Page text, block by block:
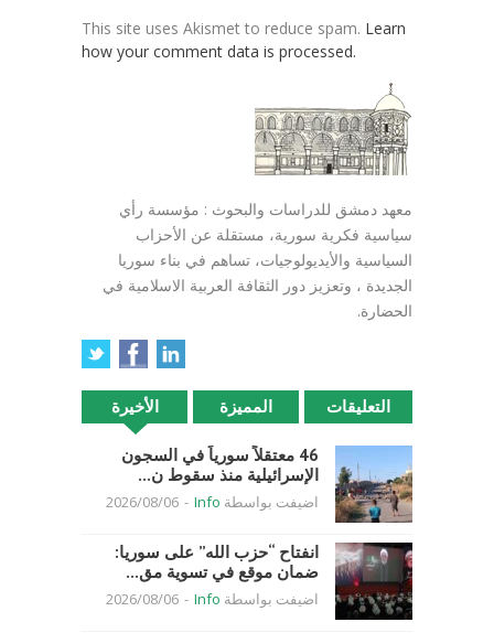
This site uses Akismet to reduce spam. Learn
how your comment data is processed.
معهد دمشق للدراسات والبحوث : مؤسسة رأي
سياسية فكرية سورية، مستقلة عن الأحزاب
السياسية والأيديولوجيات، تساهم في بناء سوريا
الجديدة ، وتعزيز دور الثقافة العربية الاسلامية في
الحضارة.
الأخيرة المميزة التعليقات
46 معتقلاً سورياً في السجون
الإسرائيلية منذ سقوط ن...
اضيفت بواسطة Info
-
2026/08/06
انفتاح “حزب الله” على سوريا:
ضمان موقع في تسوية مق...
اضيفت بواسطة Info
-
2026/08/06